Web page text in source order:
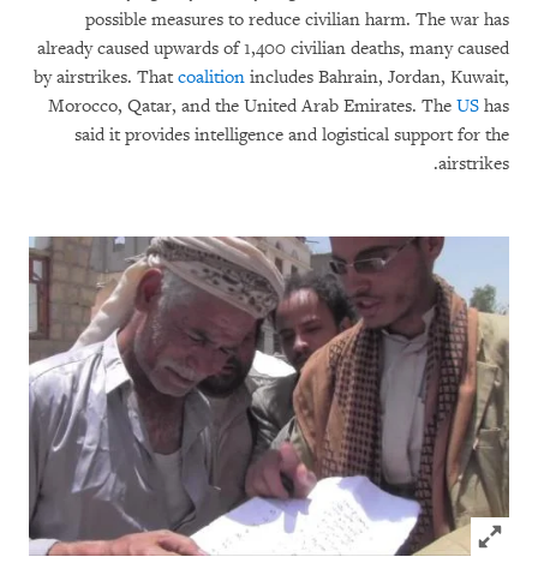
possible measures to reduce civilian harm. The war has
already caused upwards of 1,400 civilian deaths, many caused
by airstrikes. That coalition includes Bahrain, Jordan, Kuwait,
Morocco, Qatar, and the United Arab Emirates. The US has
said it provides intelligence and logistical support for the
airstrikes.
Click to expand Image